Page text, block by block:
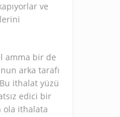
ve
amma bir de
arka tarafı
ithalat yüzü
edici bir
ola ithalata